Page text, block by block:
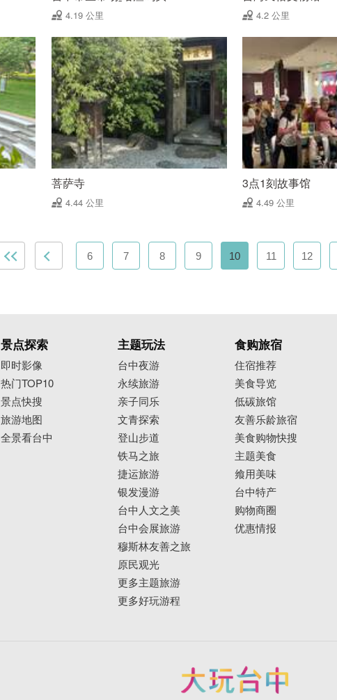
4.19 公里 4.2 公里
菩萨寺
4.44 公里
3点1刻故事馆
4.49 公里
6 7 8 9 10 11 12
景点探索
即时影像
热门TOP10
景点快搜
旅游地图
全景看台中
主题玩法
台中夜游
永续旅游
亲子同乐
文青探索
登山步道
铁马之旅
捷运旅游
银发漫游
台中人文之美
台中会展旅游
穆斯林友善之旅
原民观光
更多主题旅游
更多好玩游程
食购旅宿
住宿推荐
美食导览
低碳旅馆
友善乐龄旅宿
美食购物快搜
主题美食
飨用美味
台中特产
购物商圈
优惠情报